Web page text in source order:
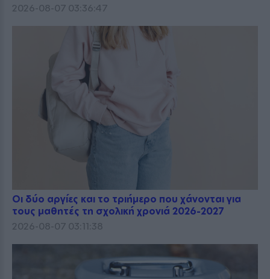
2026-08-07 03:36:47
Οι δύο αργίες και το τριήμερο που χάνονται για
τους μαθητές τη σχολική χρονιά 2026-2027
2026-08-07 03:11:38